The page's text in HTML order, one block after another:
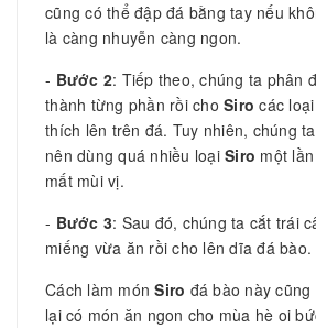
cũng có thể đập đá bằng tay nếu
là càng nhuyễn càng ngon.
- Bước 2: Tiếp theo, chúng ta phân
thành từng phần rồi cho Sirocác
thích lên trên đá. Tuy nhiên, chúng
nên dùng quá nhiều loại Siro một
mất mùi vị.
- Bước 3: Sau đó, chúng ta cắt trái
miếng vừa ăn rồi cho lên dĩa đá bào.
Cách làm mónSiro đá bào này
lại có món ăn ngon cho mùa hè oi